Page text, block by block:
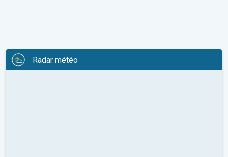
Radar météo